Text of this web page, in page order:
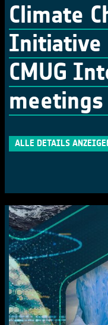
Climate
Initiative
CMUG
meetings
ALLE DETAILS